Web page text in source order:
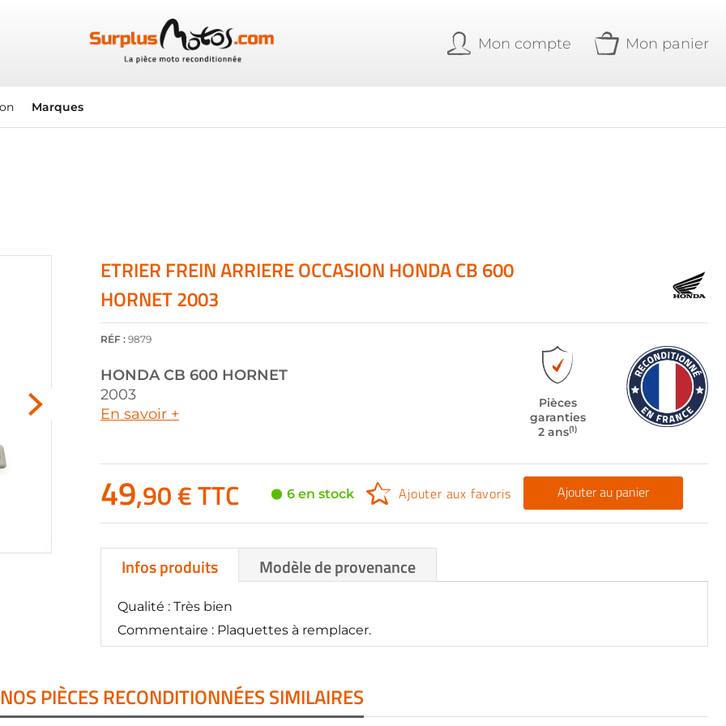
Mon compte Mon panier
Marques
ETRIER FREIN ARRIERE OCCASION HONDA CB 600
HORNET 2003
RÉF : 9879
HONDA CB 600 HORNET
2003
En savoir +
Pièces
garanties
2 ans(1)
49,90 € TTC 6 en stock Ajouter aux favoris Ajouter au panier
Infos produits
Qualité : Très bien
Commentaire : Plaquettes à remplacer.
Modèle de provenance
NOS PIÈCES RECONDITIONNÉES SIMILAIRES